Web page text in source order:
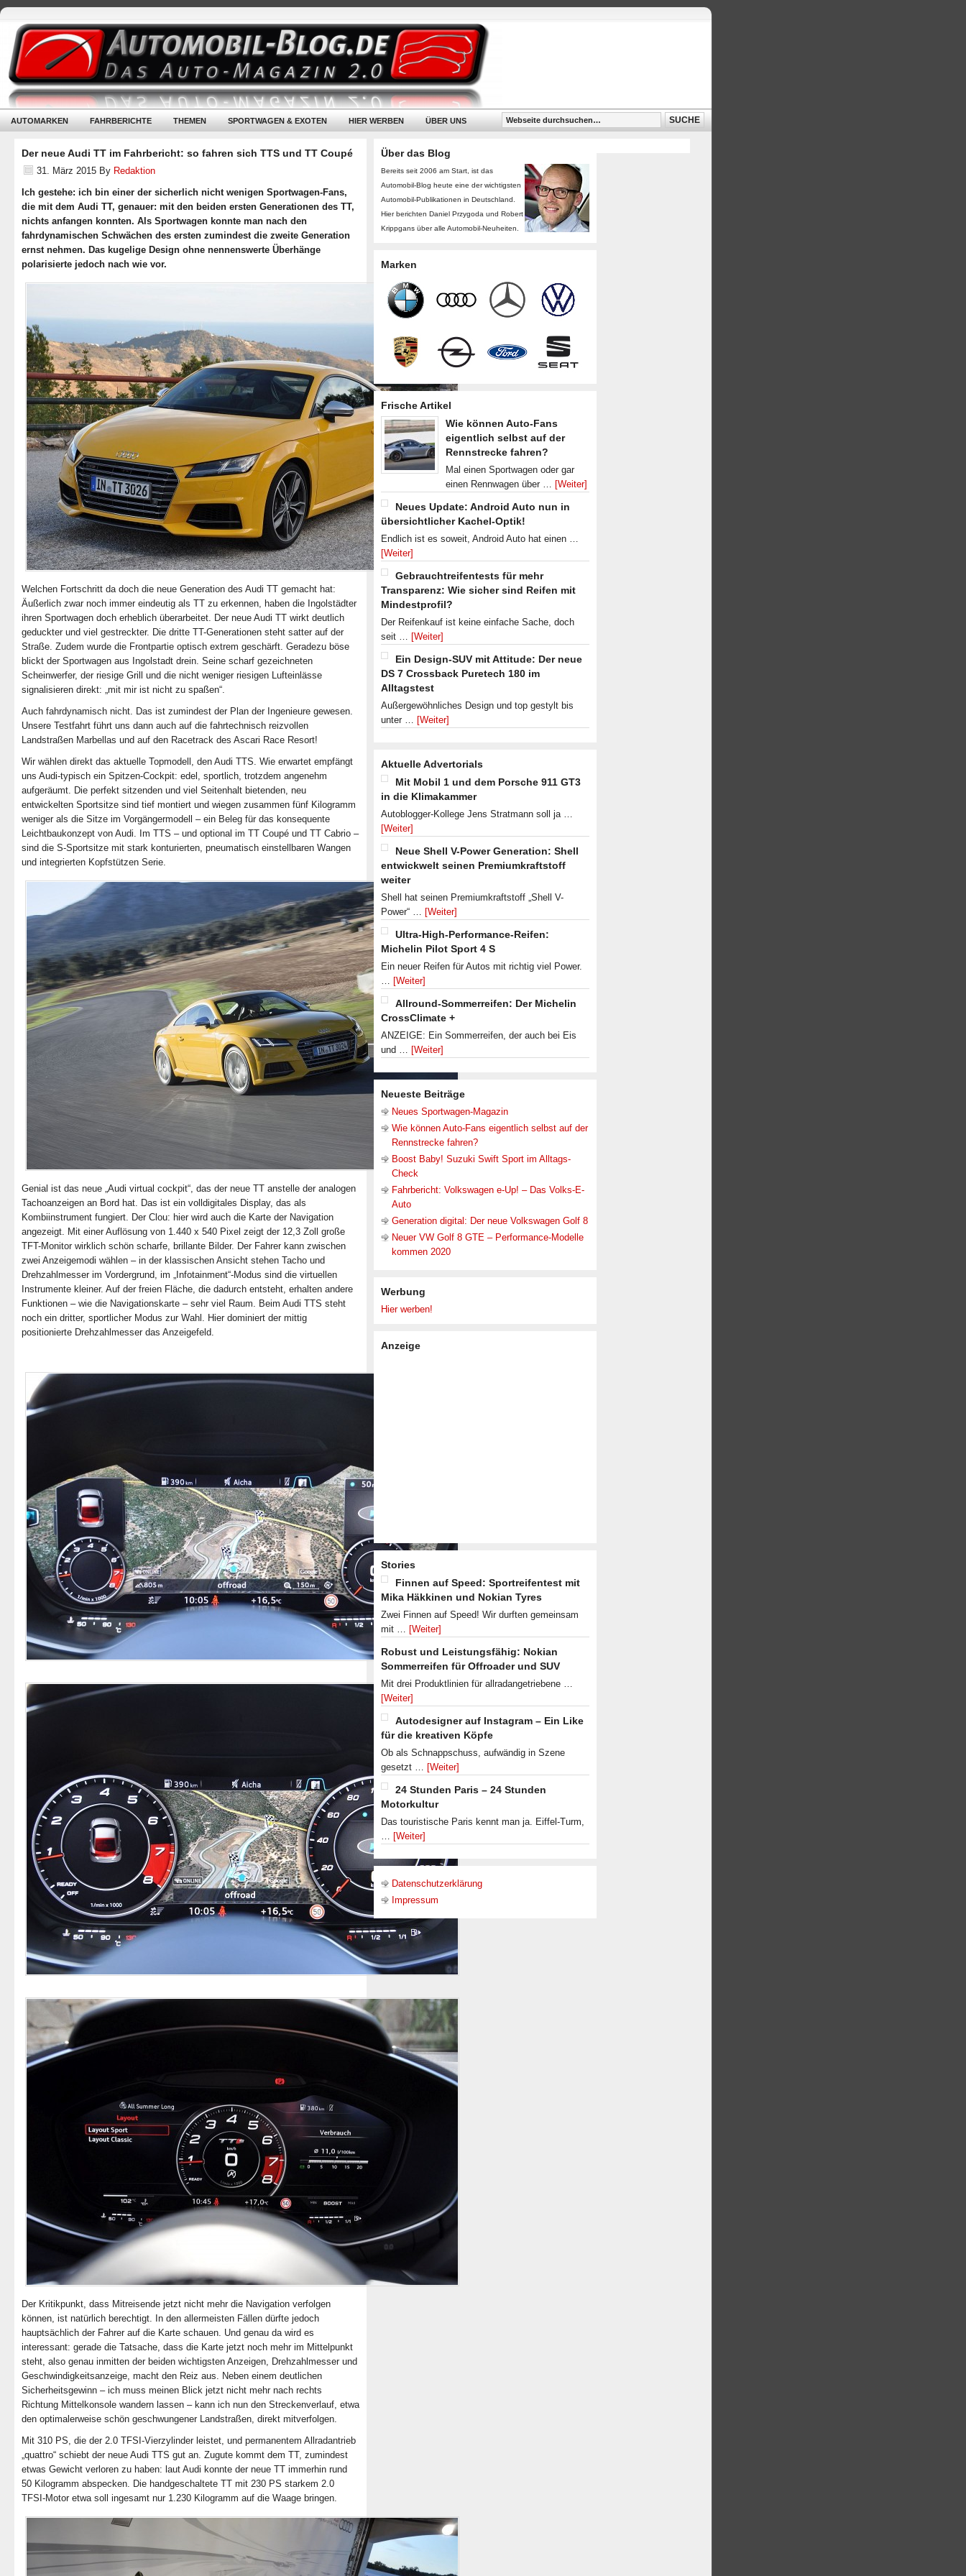
AUTOMARKEN FAHRBERICHTE THEMEN SPORTWAGEN & EXOTEN HIER WERBEN ÜBER UNS
Der neue Audi TT im Fahrbericht: so fahren sich TTS und TT Coupé
31. März 2015 By Redaktion
Ich gestehe: ich bin einer der sicherlich nicht wenigen Sportwagen-Fans,
die mit dem Audi TT, genauer: mit den beiden ersten Generationen des TT,
nichts anfangen konnten. Als Sportwagen konnte man nach den
fahrdynamischen Schwächen des ersten zumindest die zweite Generation
ernst nehmen. Das kugelige Design ohne nennenswerte Überhänge
polarisierte jedoch nach wie vor.
Welchen Fortschritt da doch die neue Generation des Audi TT gemacht hat:
Äußerlich zwar noch immer eindeutig als TT zu erkennen, haben die Ingolstädter
ihren Sportwagen doch erheblich überarbeitet. Der neue Audi TT wirkt deutlich
geduckter und viel gestreckter. Die dritte TT-Generationen steht satter auf der
Straße. Zudem wurde die Frontpartie optisch extrem geschärft. Geradezu böse
blickt der Sportwagen aus Ingolstadt drein. Seine scharf gezeichneten
Scheinwerfer, der riesige Grill und die nicht weniger riesigen Lufteinlässe
signalisieren direkt: „mit mir ist nicht zu spaßen“.
Auch fahrdynamisch nicht. Das ist zumindest der Plan der Ingenieure gewesen.
Unsere Testfahrt führt uns dann auch auf die fahrtechnisch reizvollen
Landstraßen Marbellas und auf den Racetrack des Ascari Race Resort!
Wir wählen direkt das aktuelle Topmodell, den Audi TTS. Wie erwartet empfängt
uns Audi-typisch ein Spitzen-Cockpit: edel, sportlich, trotzdem angenehm
aufgeräumt. Die perfekt sitzenden und viel Seitenhalt bietenden, neu
entwickelten Sportsitze sind tief montiert und wiegen zusammen fünf Kilogramm
weniger als die Sitze im Vorgängermodell – ein Beleg für das konsequente
Leichtbaukonzept von Audi. Im TTS – und optional im TT Coupé und TT Cabrio –
sind die S-Sportsitze mit stark konturierten, pneumatisch einstellbaren Wangen
und integrierten Kopfstützen Serie.
Genial ist das neue „Audi virtual cockpit“, das der neue TT anstelle der analogen
Tachoanzeigen an Bord hat. Das ist ein volldigitales Display, das als
Kombiinstrument fungiert. Der Clou: hier wird auch die Karte der Navigation
angezeigt. Mit einer Auflösung von 1.440 x 540 Pixel zeigt der 12,3 Zoll große
TFT-Monitor wirklich schön scharfe, brillante Bilder. Der Fahrer kann zwischen
zwei Anzeigemodi wählen – in der klassischen Ansicht stehen Tacho und
Drehzahlmesser im Vordergrund, im „Infotainment“-Modus sind die virtuellen
Instrumente kleiner. Auf der freien Fläche, die dadurch entsteht, erhalten andere
Funktionen – wie die Navigationskarte – sehr viel Raum. Beim Audi TTS steht
noch ein dritter, sportlicher Modus zur Wahl. Hier dominiert der mittig
positionierte Drehzahlmesser das Anzeigefeld.
Der Kritikpunkt, dass Mitreisende jetzt nicht mehr die Navigation verfolgen
können, ist natürlich berechtigt. In den allermeisten Fällen dürfte jedoch
hauptsächlich der Fahrer auf die Karte schauen. Und genau da wird es
interessant: gerade die Tatsache, dass die Karte jetzt noch mehr im Mittelpunkt
steht, also genau inmitten der beiden wichtigsten Anzeigen, Drehzahlmesser und
Geschwindigkeitsanzeige, macht den Reiz aus. Neben einem deutlichen
Sicherheitsgewinn – ich muss meinen Blick jetzt nicht mehr nach rechts
Richtung Mittelkonsole wandern lassen – kann ich nun den Streckenverlauf, etwa
den optimalerweise schön geschwungener Landstraßen, direkt mitverfolgen.
Mit 310 PS, die der 2.0 TFSI-Vierzylinder leistet, und permanentem Allradantrieb
„quattro“ schiebt der neue Audi TTS gut an. Zugute kommt dem TT, zumindest
etwas Gewicht verloren zu haben: laut Audi konnte der neue TT immerhin rund
50 Kilogramm abspecken. Die handgeschaltete TT mit 230 PS starkem 2.0
TFSI-Motor etwa soll ingesamt nur 1.230 Kilogramm auf die Waage bringen.
Über das Blog
Bereits seit 2006 am Start, ist das
Automobil-Blog heute eine der wichtigsten
Automobil-Publikationen in Deutschland.
Hier berichten Daniel Przygoda und Robert
Krippgans über alle Automobil-Neuheiten.
Marken
Frische Artikel
Wie können Auto-Fans
eigentlich selbst auf der
Rennstrecke fahren?
Mal einen Sportwagen oder gar
einen Rennwagen über … [Weiter]
Neues Update: Android Auto nun in
übersichtlicher Kachel-Optik!
Endlich ist es soweit, Android Auto hat einen …
[Weiter]
Gebrauchtreifentests für mehr
Transparenz: Wie sicher sind Reifen mit
Mindestprofil?
Der Reifenkauf ist keine einfache Sache, doch
seit … [Weiter]
Ein Design-SUV mit Attitude: Der neue
DS 7 Crossback Puretech 180 im
Alltagstest
Außergewöhnliches Design und top gestylt bis
unter … [Weiter]
Aktuelle Advertorials
Mit Mobil 1 und dem Porsche 911 GT3
in die Klimakammer
Autoblogger-Kollege Jens Stratmann soll ja …
[Weiter]
Neue Shell V-Power Generation: Shell
entwickwelt seinen Premiumkraftstoff
weiter
Shell hat seinen Premiumkraftstoff „Shell V-
Power“ … [Weiter]
Ultra-High-Performance-Reifen:
Michelin Pilot Sport 4 S
Ein neuer Reifen für Autos mit richtig viel Power.
… [Weiter]
Allround-Sommerreifen: Der Michelin
CrossClimate +
ANZEIGE: Ein Sommerreifen, der auch bei Eis
und … [Weiter]
Neueste Beiträge
Neues Sportwagen-Magazin
Wie können Auto-Fans eigentlich selbst auf der
Rennstrecke fahren?
Boost Baby! Suzuki Swift Sport im Alltags-
Check
Fahrbericht: Volkswagen e-Up! – Das Volks-E-
Auto
Generation digital: Der neue Volkswagen Golf 8
Neuer VW Golf 8 GTE – Performance-Modelle
kommen 2020
Werbung
Hier werben!
Anzeige
Stories
Finnen auf Speed: Sportreifentest mit
Mika Häkkinen und Nokian Tyres
Zwei Finnen auf Speed! Wir durften gemeinsam
mit … [Weiter]
Robust und Leistungsfähig: Nokian
Sommerreifen für Offroader und SUV
Mit drei Produktlinien für allradangetriebene …
[Weiter]
Autodesigner auf Instagram – Ein Like
für die kreativen Köpfe
Ob als Schnappschuss, aufwändig in Szene
gesetzt … [Weiter]
24 Stunden Paris – 24 Stunden
Motorkultur
Das touristische Paris kennt man ja. Eiffel-Turm,
… [Weiter]
Datenschutzerklärung
Impressum